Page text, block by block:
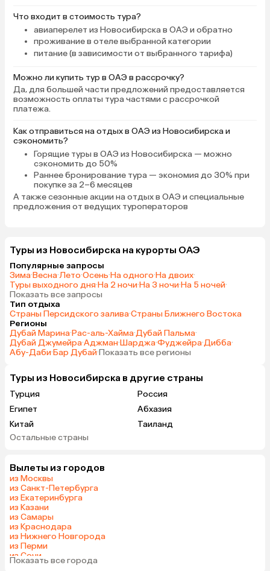
торговому центру,
платьями и тканями в
это такая роскошь,
ковровая дорожка
сравнится с этим!
отличные, и не важно,
— это датское масло
Ещё бы солёное, но
купить в любом
что сейчас
Ближнем Востоке,
обязательно
времени был мир, в
гражданские борта и
Что входит в стоимость тура?
авиаперелет из Новосибирска в ОАЭ и обратно
проживание в отеле выбранной категории
питание (в зависимости от выбранного тарифа)
Можно ли купить тур в ОАЭ в рассрочку?
Да, для большей части предложений предоставляется
возможность оплаты тура частями с рассрочкой
платежа.
Как отправиться на отдых в ОАЭ из Новосибирска и
сэкономить?
Горящие туры в ОАЭ из Новосибирска — можно
сэкономить до 50%
Раннее бронирование тура — экономия до 30% при
покупке за 2–6 месяцев
А такжесезонные акции на отдых в ОАЭ и специальные
предложения от ведущих туроператоров
Туры из Новосибирска на курорты ОАЭ
Популярные запросы
Зима·Весна·Лето·Осень·На одного·На двоих·
Туры выходного дня·На 2 ночи·На 3 ночи·На 5 ночей·
Показать все запросы
Тип отдыха
Страны Персидского залива·Страны Ближнего Востока
Регионы
Дубай Марина·Рас-аль-Хайма·Дубай Пальма·
Дубай Джумейра·Аджман·Шарджа·Фуджейра·Дибба·
Абу-Даби·Бар Дубай·Показать все регионы
Туры из Новосибирска в другие страны
Турция
Россия
Египет
Абхазия
Китай
Таиланд
Вьетнам
Беларусь
Шри-Ланка
Азербайджан
Катар
Гонконг
Таджикистан
Остальные страны
Вылеты из городов
из Москвы
из Санкт-Петербурга
из Екатеринбурга
из Казани
из Самары
из Краснодара
из Нижнего Новгорода
из Перми
из Сочи
из Челябинска
Показать все города